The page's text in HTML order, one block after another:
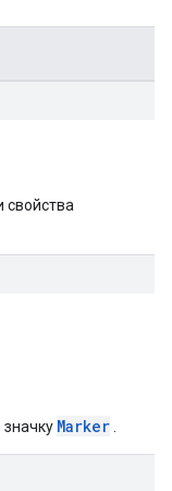
свойства
Marker